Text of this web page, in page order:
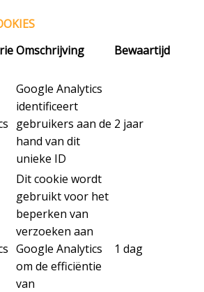
Omschrijving Bewaartijd
Google Analytics
identificeert
gebruikers aan de
hand van dit
unieke ID
2 jaar
Dit cookie wordt
gebruikt voor het
beperken van
verzoeken aan
Google Analytics
om de efficiëntie
van
1 dag